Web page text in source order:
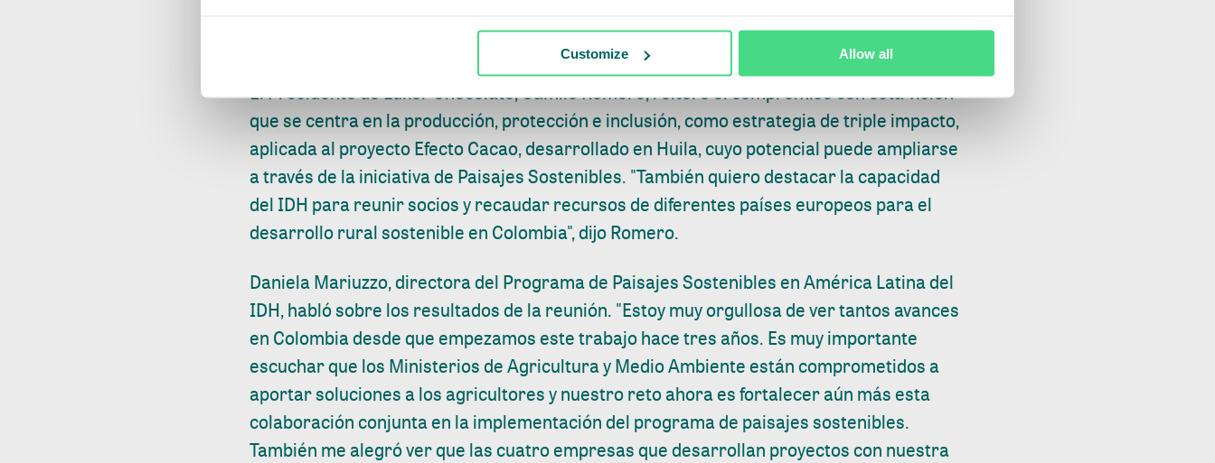
Customize Allow all
Director de Planeación Sectorial y Desarrollo Sostenible de Fedepalma.
El Presidente de Luker Chocolate, Camilo Romero, reiteró el compromiso con esta visión
que se centra en la producción, protección e inclusión, como estrategia de triple impacto,
aplicada al proyecto Efecto Cacao, desarrollado en Huila, cuyo potencial puede ampliarse
a través de la iniciativa de Paisajes Sostenibles. "También quiero destacar la capacidad
del IDH para reunir socios y recaudar recursos de diferentes países europeos para el
desarrollo rural sostenible en Colombia", dijo Romero.
Daniela Mariuzzo, directora del Programa de Paisajes Sostenibles en América Latina del
IDH, habló sobre los resultados de la reunión. "Estoy muy orgullosa de ver tantos avances
en Colombia desde que empezamos este trabajo hace tres años. Es muy importante
escuchar que los Ministerios de Agricultura y Medio Ambiente están comprometidos a
aportar soluciones a los agricultores y nuestro reto ahora es fortalecer aún más esta
colaboración conjunta en la implementación del programa de paisajes sostenibles.
También me alegró ver que las cuatro empresas que desarrollan proyectos con nuestra